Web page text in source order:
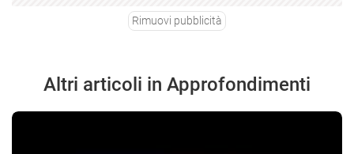
Rimuovi pubblicità
Altri articoli in Approfondimenti